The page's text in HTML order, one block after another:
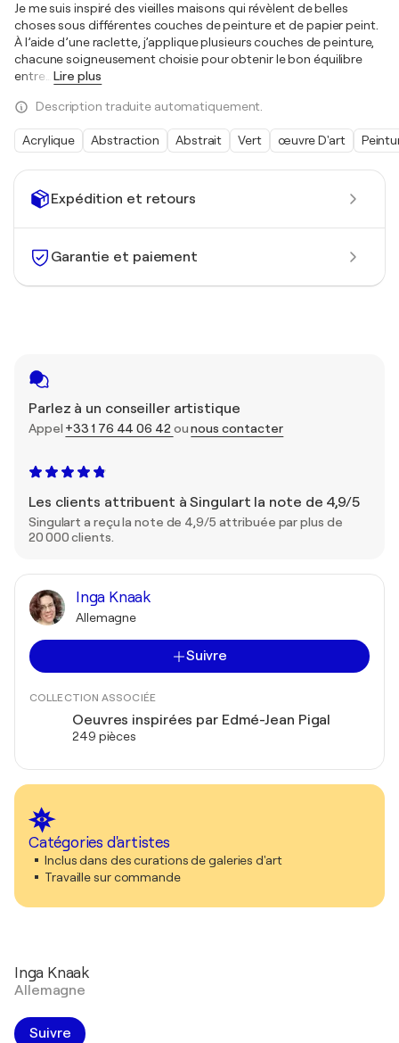
Expédition et retours
Garantie et paiement
Parlez à un conseiller artistique
Appel +33 1 76 44 06 42ounous contacter
Les clients attribuent à Singulart la note de 4,9/5
Singulart a reçu la note de 4,9/5 attribuée par plus de
20 000 clients.
Inga Knaak
Allemagne
Suivre
COLLECTION ASSOCIÉE
Oeuvres inspirées par Edmé-Jean Pigal
249 pièces
Catégories d'artistes
Inclus dans des curations de galeries d'art
Travaille sur commande
Je me suis inspiré des vieilles maisons qui révèlent de belles
choses sous différentes couches de peinture et de papier peint.
À l’aide d’une raclette, j’applique plusieurs couches de peinture,
chacune soigneusement choisie pour obtenir le bon équilibre
entre… Lire plus
Description traduite automatiquement.
Acrylique Abstraction Abstrait Vert œuvre D'art
Inga Knaak
Allemagne
Suivre